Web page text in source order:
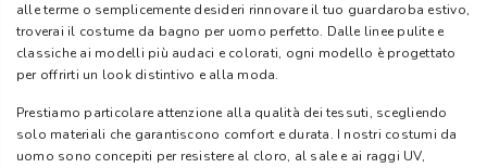
alle terme o semplicemente desideri rinnovare il tuo guardaroba estivo,
troverai il costume da bagno per uomo perfetto. Dalle linee pulite e
classiche ai modelli più audaci e colorati, ogni modello è progettato
per offrirti un look distintivo e alla moda.
Prestiamo particolare attenzione alla qualità dei tessuti, scegliendo
solo materiali che garantiscono comfort e durata. I nostri costumi da
uomo sono concepiti per resistere al cloro, al sale e ai raggi UV,